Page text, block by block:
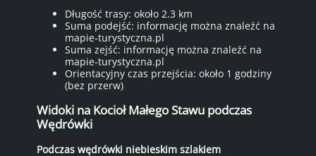
Długość trasy: około 2.3 km
Suma podejść: informację można znaleźć na
mapie-turystyczna.pl
Suma zejść: informację można znaleźć na
mapie-turystyczna.pl
Orientacyjny czas przejścia: około 1 godziny
(bez przerw)
Widoki na Kocioł Małego Stawu podczas
Wędrówki
Podczas wędrówki niebieskim szlakiem